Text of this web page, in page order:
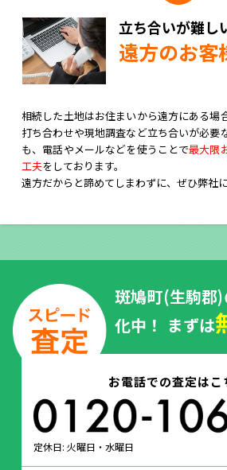
立ち合いが難し
遠方のお客
相続した土地はお住まいから遠方にある場
打ち合わせや現地調査など立ち合いが必要
も、電話やメールなどを使うことで最大限
工夫をしております。
遠方だからと諦めてしまわずに、ぜひ弊社
斑鳩町(生駒郡
化中！ まずは
お電話での査定はこ
定休日: 火曜日・水曜日